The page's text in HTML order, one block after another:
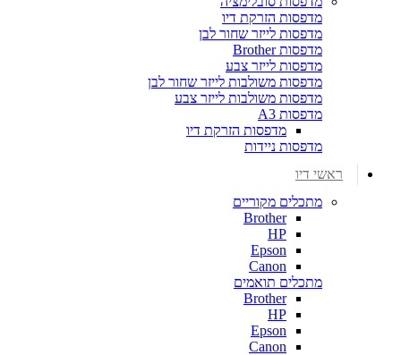
מדפסות הזרקת דיו
מדפסות לייזר שחור לבן
מדפסות Brother
מדפסות לייזר צבע
מדפסות משולבות לייזר שחור לבן
מדפסות משולבות לייזר צבע
מדפסות A3
מדפסות הזרקת דיו
מדפסות ניידות
ראשי דיו
מתכלים מקוריים
Brother
HP
Epson
Canon
מתכלים תואמים
Brother
HP
Epson
Canon